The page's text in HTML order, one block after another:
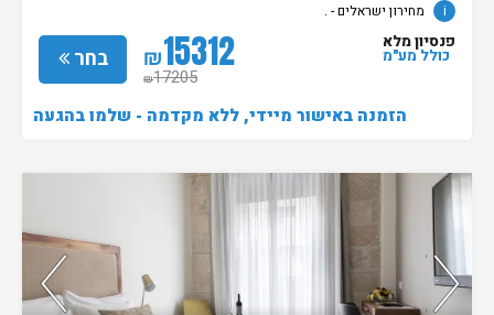
i מחירון ישראלים - .
בחר ₪15312
₪17205
פנסיון מלא
כולל מע"מ
הזמנה באישור מיידי, ללא מקדמה - שלמו בהגעה
נותרו 3 חדרים אחרונים בממשק!